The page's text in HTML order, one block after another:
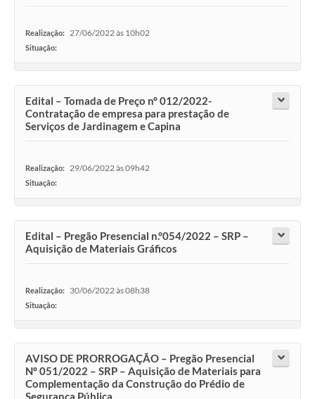
Realização: 27/06/2022 às 10h02
Situação:
Edital – Tomada de Preço nº 012/2022-
Contratação de empresa para prestação de
Serviços de Jardinagem e Capina
Realização: 29/06/2022 às 09h42
Situação:
Edital – Pregão Presencial n.°054/2022 – SRP –
Aquisição de Materiais Gráficos
Realização: 30/06/2022 às 08h38
Situação:
AVISO DE PRORROGAÇÃO – Pregão Presencial
Nº 051/2022 – SRP – Aquisição de Materiais para
Complementação da Construção do Prédio de
Segurança Pública